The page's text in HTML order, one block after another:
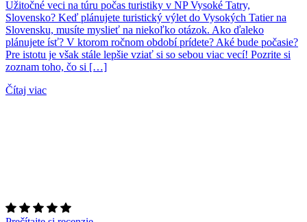
Užitočné veci na túru počas turistiky v NP Vysoké Tatry,
Slovensko? Keď plánujete turistický výlet do Vysokých Tatier na
Slovensku, musíte myslieť na niekoľko otázok. Ako ďaleko
plánujete ísť? V ktorom ročnom období prídete? Aké bude počasie?
Pre istotu je však stále lepšie vziať si so sebou viac vecí! Pozrite si
zoznam toho, čo si […]
Čítaj viac